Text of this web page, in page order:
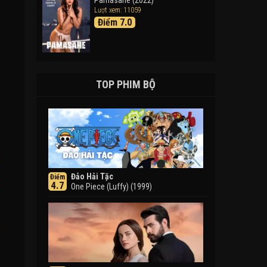
Lượt xem: 11059
Điểm 7.0
TOP PHIM BỘ
Điểm
4.7
Đảo Hải Tặc
One Piece (Luffy) (1999)